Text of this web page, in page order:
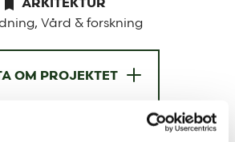
ARKITEKTUR
Vård & forskning
OM PROJEKTET
står inför en av de